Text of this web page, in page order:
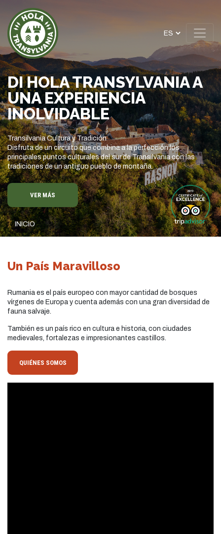
DI HOLA TRANSYLVANIA A
UNA EXPERIENCIA
INOLVIDABLE
Transilvania Cultura y Tradición
Disfruta de un circuito que combina a la perfección los
principales puntos culturales del sur de Transilvania con las
tradiciones de un antiguo pueblo de montaña.
VER MÁS
INICIO
Un País Maravilloso
Rumania es el país europeo con mayor cantidad de bosques
vírgenes de Europa y cuenta además con una gran diversidad de
fauna salvaje.
También es un país rico en cultura e historia, con ciudades
medievales, fortalezas e impresionantes castillos.
QUIÉNES SOMOS